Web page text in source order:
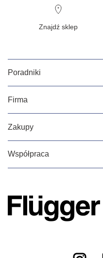
Znajdź sklep
Poradniki
Firma
Zakupy
Współpraca